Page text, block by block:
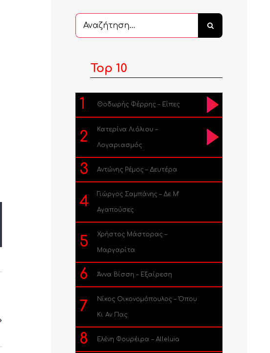
Αναζήτηση
...
Top 10
1 Θοδωρής Φέρρης – Είπες
2 Κατερίνα Λιόλιου –
Λογαριασμός
3 Αντώνης Ρέμος – Δευτέρα
4 Γιώργος Σαμπάνης – Δε Μ’
Αγαπούσες
5 Χρήστος Μάστορας –
Μαργαρίτα
6 Άννα Βίσση – Εξαίρεση
7 Νίκος Οικονομόπουλος – Όπου
Κι Αν Πας
8 Ελένη Φουρέιρα – Alleluia